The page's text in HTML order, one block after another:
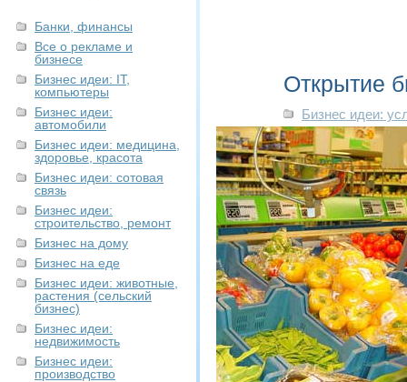
Банки, финансы
Все о рекламе и
бизнесе
Бизнес идеи: IT,
компьютеры
Бизнес идеи:
автомобили
Бизнес идеи: медицина,
здоровье, красота
Бизнес идеи: сотовая
связь
Бизнес идеи:
строительство, ремонт
Бизнес на дому
Бизнес на еде
Бизнес идеи: животные,
растения (сельский
бизнес)
Бизнес идеи:
недвижимость
Бизнес идеи:
производство
Открытие
Бизнес идеи: